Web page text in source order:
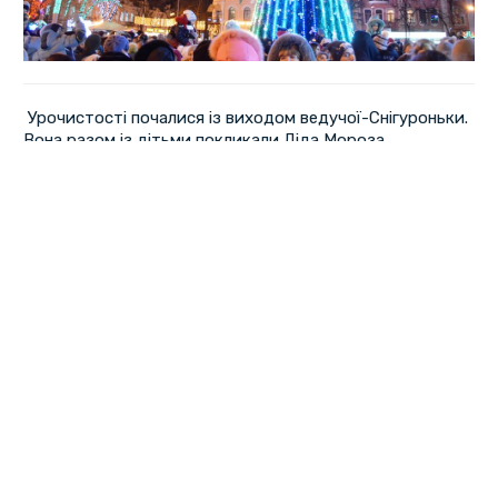
Урочистості почалися із виходом ведучої-Снігуроньки.
Вона разом із дітьми покликали Діда Мороза.